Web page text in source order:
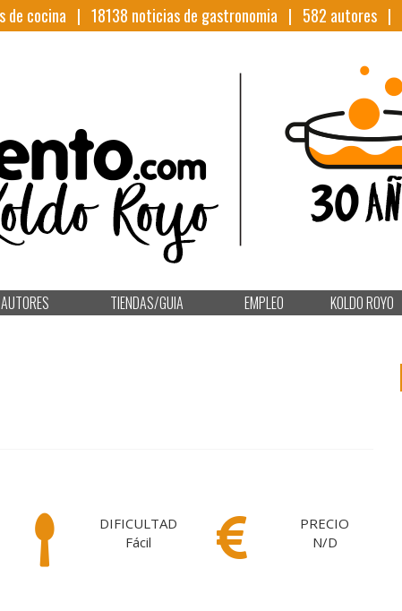
de cocina | 18138 noticias de gastronomia | 582 autores |
AUTORES TIENDAS/GUIA EMPLEO KOLDO ROYO
DIFICULTAD
Fácil
PRECIO
N/D